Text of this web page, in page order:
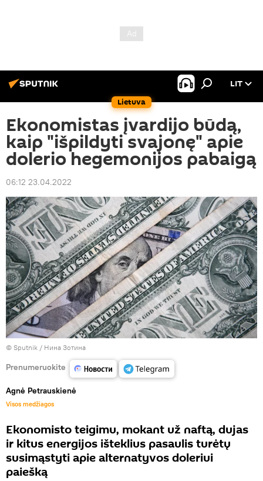
Lietuva
LIT
Ekonomistas įvardijo būdą,
kaip "išpildyti svajonę" apie
dolerio hegemonijos pabaigą
06:12 23.04.2022
© Sputnik / Нина Зотина
Prenumeruokite
Agnė Petrauskienė
Visos medžiagos
Ekonomisto teigimu, mokant už naftą, dujas
ir kitus energijos išteklius pasaulis turėtų
susimąstyti apie alternatyvos doleriui
paiešką